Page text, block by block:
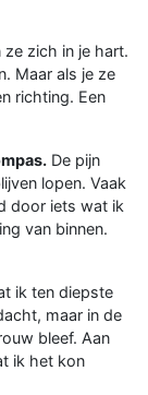
zich in je hart.
Maar als je ze
richting. Een
De pijn
lopen. Vaak
door iets wat ik
van binnen.
ik ten diepste
maar in de
bleef. Aan
ik het kon